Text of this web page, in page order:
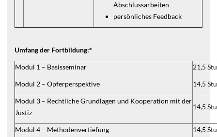
Abschlussarbeiten
persönliches Feedback
Umfang der Fortbildung:*
Modul 1 – Basisseminar 21,5
Modul 2 – Opferperspektive 14,5
Modul 3 – Rechtliche Grundlagen und Kooperation mit der
Justiz
14,5
Modul 4 – Methodenvertiefung 14,5